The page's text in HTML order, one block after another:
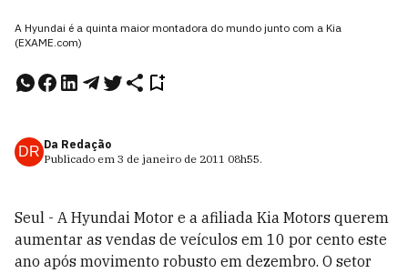
A Hyundai é a quinta maior montadora do mundo junto com a Kia
(EXAME.com)
DR Da Redação
Publicado em 3 de janeiro de 2011 08h55.
Seul - A Hyundai Motor e a afiliada Kia Motors querem
aumentar as vendas de veículos em 10 por cento este
ano após movimento robusto em dezembro. O setor